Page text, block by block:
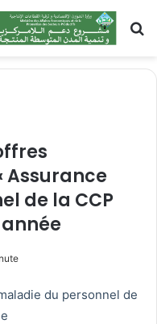
Assurance
de la CCP
année
du personnel de